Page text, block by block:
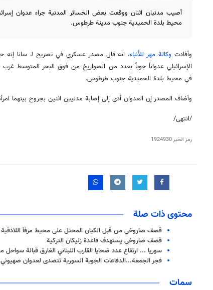
أصيب مدنيان اثنان ووقعت بعض الخسائر المدنية جراء عدوان
محيط بلدة الحميدية جنوب مدينة طرطوس.
وأفادت وكالة مهر للأنباء
الإسرائيلي عدواناً جوياً بعدد من الصواريخ من فوق البحر المتوسط
في محيط بلدة الحميدية جنوب طرطوس.
وأضاف المصدر إن العدوان أدى إلى إصابة مدنيين اثنين بجروح بينهما
/انتهى/
رمز الخبر1924930
محتوى ذات صلة
قصف صاروخي من قبل الكيان المحتل على محيط مرفأ
قصف صاروخي يستهدف قاعدة زليكان التركية
سوريا ... ارتفاع عدد ضحايا القارب اللبناني الغارق قبالة سواحل
فجر الجمعة...الدفاعات الجوية السورية تتصدى لعدوان
سمات